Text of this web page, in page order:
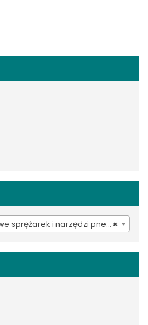
×
i narzędzi pneumatycznych (380)